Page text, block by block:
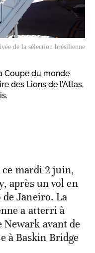
de la sélection brésilienne
Coupe du monde
des Lions de l’Atlas,
mardi 2 juin,
après un vol en
de Janeiro. La
a atterri à
avant de
à Baskin Bridge